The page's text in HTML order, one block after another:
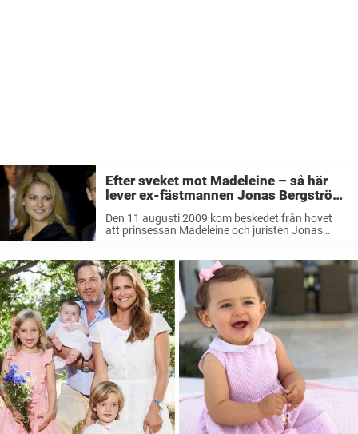
Efter sveket mot Madeleine – så här
lever ex-fästmannen Jonas Bergström
Den 11 augusti 2009 kom beskedet från hovet
att prinsessan Madeleine och juristen Jonas
att flytta till Villa Parkudden på Djurgården. Men
mindre ...